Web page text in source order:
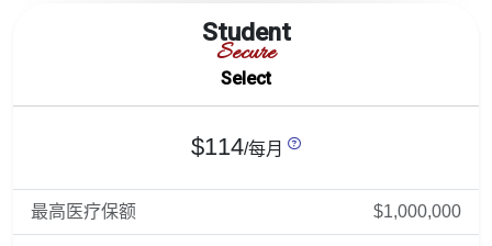
Student
Secure
Select
$114/每月
最高医疗保额 $1,000,000